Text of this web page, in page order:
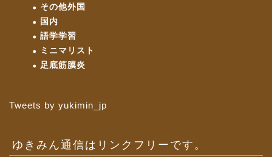
その他外国
国内
語学学習
ミニマリスト
足底筋膜炎
Tweets by yukimin_jp
ゆきみん通信はリンクフリーです。